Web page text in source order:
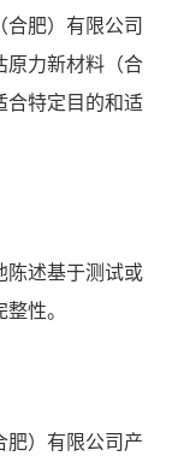
肥）有限公司
原力新材料（合
合特定目的和适
陈述基于测试或
性。
肥）有限公司产